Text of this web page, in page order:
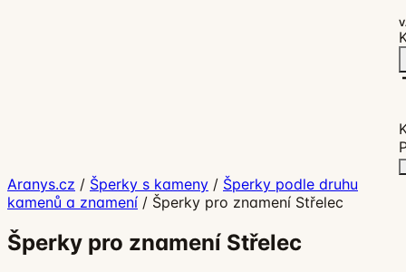
Aranys.cz / Šperky s kameny / Šperky podle druhu
kamenů a znamení / Šperky pro znamení Střelec
Šperky pro znamení Střelec